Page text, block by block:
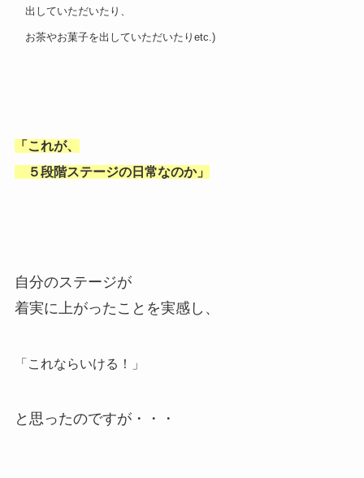
出していただいたり、
お茶やお菓子を出していただいたりetc.)
「これが、
５段階ステージの日常なのか」
自分のステージが
着実に上がったことを実感し、
「これならいける！」
と思ったのですが・・・